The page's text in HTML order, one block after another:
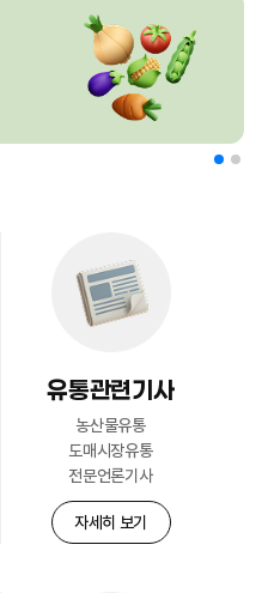
유통관련기사
농산물유통
도매시장유통
전문언론기사
자세히 보기